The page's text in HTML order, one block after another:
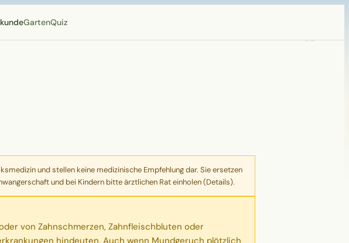
GartenQuiz
und stellen keine medizinische Empfehlung dar. Sie ersetzen
und bei Kindern bitte ärztlichen Rat einholen (Details).
von Zahnschmerzen, Zahnfleischbluten oder
hindeuten. Auch wenn Mundgeruch plötzlich